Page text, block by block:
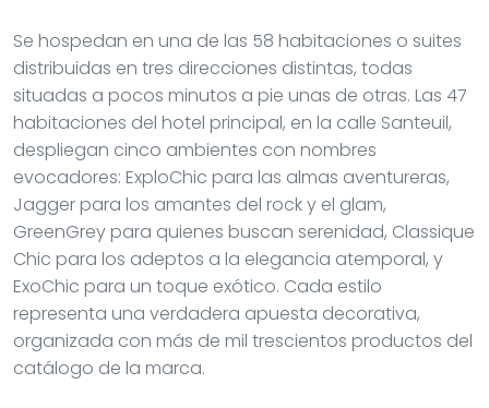
Se hospedan en una de las 58 habitaciones o suites
distribuidas en tres direcciones distintas, todas
situadas a pocos minutos a pie unas de otras. Las 47
habitaciones del hotel principal, en la calle Santeuil,
despliegan cinco ambientes con nombres
evocadores: ExploChic para las almas aventureras,
Jagger para los amantes del rock y el glam,
GreenGrey para quienes buscan serenidad, Classique
Chic para los adeptos a la elegancia atemporal, y
ExoChic para un toque exótico. Cada estilo
representa una verdadera apuesta decorativa,
organizada con más de mil trescientos productos del
catálogo de la marca.